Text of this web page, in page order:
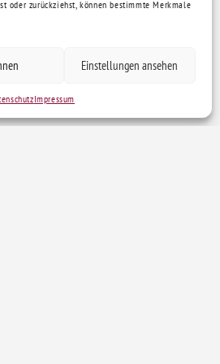
oder zurückziehst, können bestimmte Merkmale
Einstellungen ansehen
Impressum